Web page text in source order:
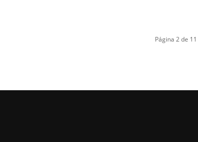
Página 2 de 11